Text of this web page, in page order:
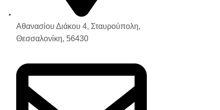
Αθανασίου Διάκου 4, Σταυρούπολη,
Θεσσαλονίκη, 56430